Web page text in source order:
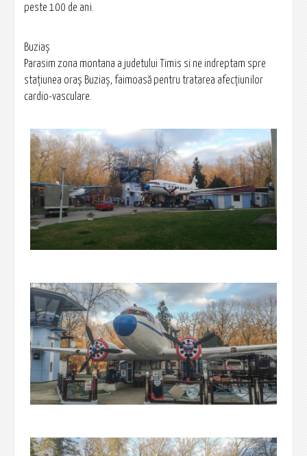
peste 100 de ani.
Buziaș
Parasim zona montana a judetului Timis si ne indreptam spre
stațiunea oraș Buziaș, faimoasă pentru tratarea afecțiunilor
cardio-vasculare.